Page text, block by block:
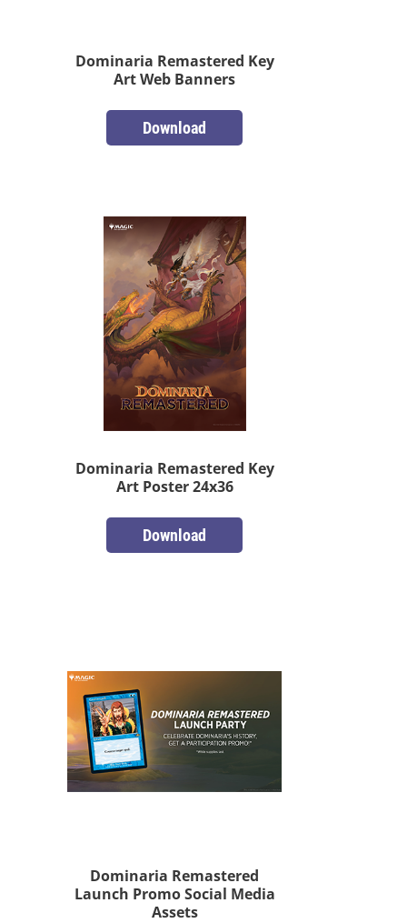
Dominaria Remastered Key
Art Web Banners
Download
Dominaria Remastered Key
Art Poster 24x36
Download
Dominaria Remastered
Launch Promo Social Media
Assets